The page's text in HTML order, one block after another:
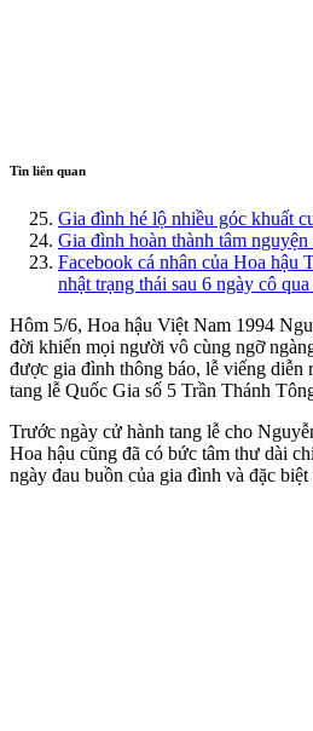
Tin liên quan
Gia đình hé lộ nhiều góc khuất
Gia đình hoàn thành tâm
Facebook cá nhân của Hoa hậu
nhật trạng thái sau 6 ngày cô
Hôm 5/6, Hoa hậu Việt Nam 1994
đời khiến mọi người vô cùng ngỡ
được gia đình thông báo, lễ viếng diễn
tang lễ Quốc Gia số 5 Trần Thánh
Trước ngày cử hành tang lễ cho
Hoa hậu cũng đã có bức tâm thư dài
ngày đau buồn của gia đình và đặc